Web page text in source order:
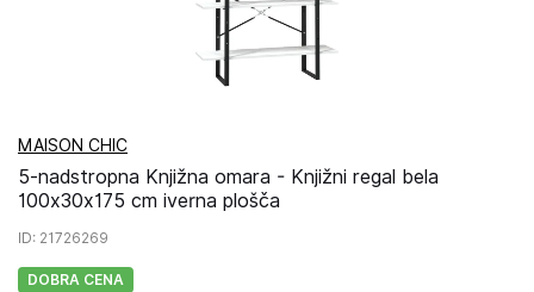
MAISON CHIC
5-nadstropna Knjižna omara - Knjižni regal bela
100x30x175 cm iverna plošča
ID: 21726269
DOBRA CENA